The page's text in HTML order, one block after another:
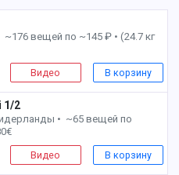
~176 вещей по ~145 ₽ • (24.7 кг
Видео В корзину
1/2
• ~65 вещей по
Видео В корзину